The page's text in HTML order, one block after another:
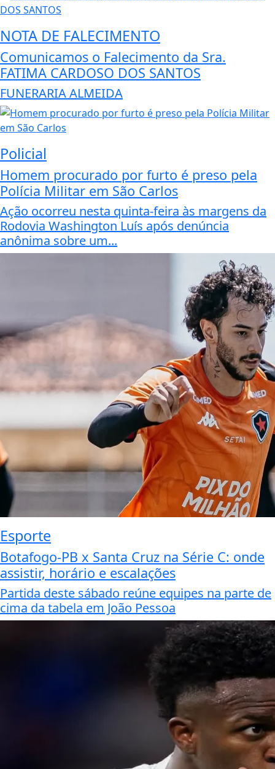
NOTA DE FALECIMENTO
Comunicamos o Falecimento da Sra.
FATIMA CARDOSO DOS SANTOS
FUNERARIA ALMEIDA
Policial
Homem procurado por furto é preso pela
Polícia Militar em São Carlos
Ação ocorreu nesta quinta-feira às margens da
Rodovia Washington Luís após denúncia
anônima sobre um...
Esporte
Botafogo-PB x Santa Cruz na Série C: onde
assistir, horário e escalações
Partida deste sábado reúne equipes na parte de
cima da tabela em João Pessoa